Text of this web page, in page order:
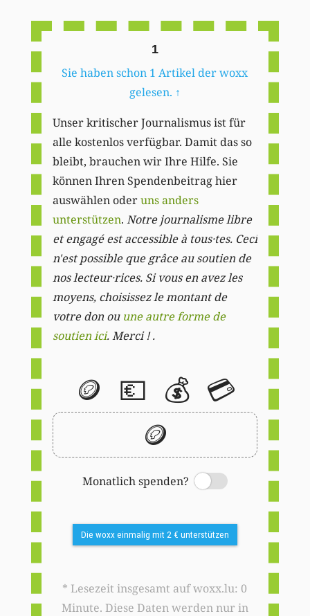
1
Sie haben schon 1 Artikel der woxx
gelesen. ↑
Unser kritischer Journalismus ist für
alle kostenlos verfügbar. Damit das so
bleibt, brauchen wir Ihre Hilfe. Sie
können Ihren Spendenbeitrag hier
auswählen oderuns anders
unterstützen. Notre journalisme libre
et engagé est accessible à tous·tes. Ceci
n'est possible que grâce au soutien de
nos lecteur·rices. Si vous en avez les
moyens, choisissez le montant de
votre don ou une autre forme de
soutien ici. Merci ! .
🪙 💶 💰 💳
🪙
Monatlich spenden?
Switch
Die woxx einmalig mit 2 € unterstützen
* Lesezeit insgesamt auf woxx.lu: 0
Minute. Diese Daten werden nur in